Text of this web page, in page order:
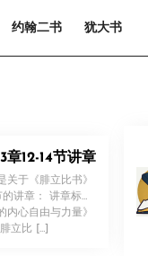
约翰二书 犹大书
章12-14节讲章
关于《腓立比书》
的讲章： 讲章标
内心自由与力量》
立比 […]